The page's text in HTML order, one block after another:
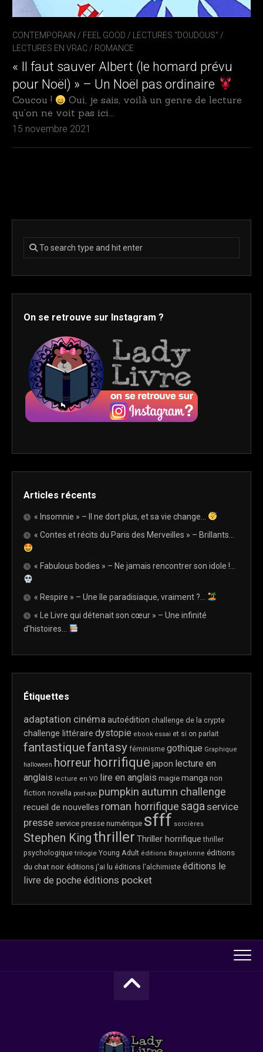
CONTEMPORAIN / FEEL GOOD / LECTURES "DOUDOUS" /
LECTURES EN VRAC / ROMANCE
« Il faut sauver Albert (le homard prévu
pour Noël) » – Un Noël pas ordinaire
Coucou !
Oui, je sais, voilà un genre de lecture
qu’on ne voit pas ici...
15 novembre 2021
On se retrouve sur Instagram ?
Articles récents
« Insomnie » – Il ne dort plus, et sa vie change…
« Contes et récits du Paris des Merveilles » – Brillants…
« Fabulous bodies » – Ne jamais rencontrer son idole !…
« Respire » – Une île paradisiaque, vraiment ?…
« Le Livre qui détenait son cœur » – Une infinité
d’histoires…
Étiquettes
adaptation cinémaautoédition challenge de la crypte
challenge littéraire dystopie ebook essai et si on parlait
fantastiquefantasy féminisme gothique Graphique
halloween horreur horrifique japon lecture en
anglais lecture en VO lire en anglais magie manga non
fiction novella post-apo pumpkin autumn challenge
recueil de nouvelles roman horrifique sagaservice
presse service presse numérique sfff sorcières
Stephen Kingthriller Thriller horrifique thriller
psychologique trilogie Young Adult éditions Bragelonne éditions
du chat noir éditions j'ai lu éditions l'alchimiste éditions le
livre de poche éditions pocket